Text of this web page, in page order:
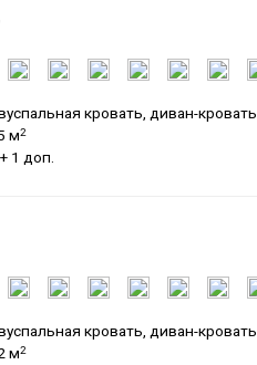
кровать, диван-кровать
м2
1 доп.
кровать, диван-кровать
м2